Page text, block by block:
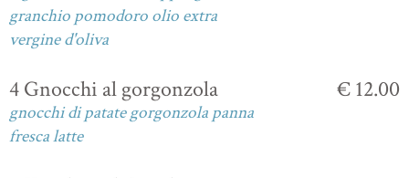
granchio pomodoro olio extra
vergine d'oliva
4 Gnocchi al gorgonzola
gnocchi di patate gorgonzola panna
fresca latte
€ 12.00